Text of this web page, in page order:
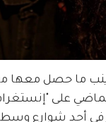
ما حصل معها
على